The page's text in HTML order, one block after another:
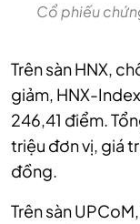
Cổ phiếu
Trên sàn HNX,
giảm, HNX-
246,41 điểm.
triệu đơn vị, giá
đồng.
Trên sàn